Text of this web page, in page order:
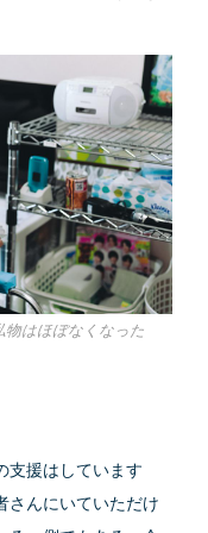
物はほぼなくなった
支援はしています
さんにいていただけ